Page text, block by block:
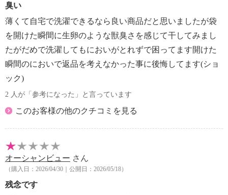
ときどき日に干し、保管場所も乾燥してください。
また、防虫剤のご使用をおすすめします。（防虫剤
に表示されている注意事項を守ってください）
＜洗濯時の注意＞
・コインランドリー等での洗濯は、生地の傷みや破
損、詰めものの片寄り等が発生する
場合がありますので、ご注意ください。
・ドラム式洗濯機では洗えない場合があります。詳し
くは洗濯機の取扱説明書をご確認ください。
【原産国（地）】
・中国製
臭い
薄くて自宅で洗濯できるなら良い商品だと思いましたが袋
を開けた瞬間に生卵のような獣臭さを感じて干してみまし
たがだめで洗濯してもにおいがとれずで困ってます開けた
瞬間のにおいで返品を考えなかった事に後悔してます(ショ
ック)
2 人が「参考になった」と言っています
このお客様の他のクチコミを見る
オーシャンビュー さん
（購入日：2026/04/30｜公開日：2026/05/18）
残念です